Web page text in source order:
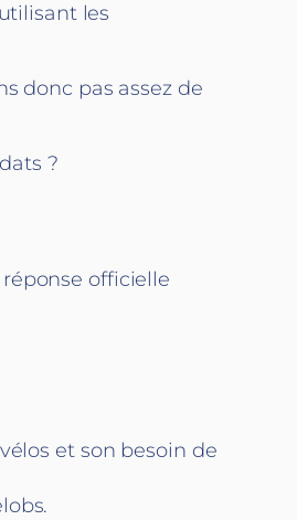
les
donc pas assez de
?
officielle
et son besoin de